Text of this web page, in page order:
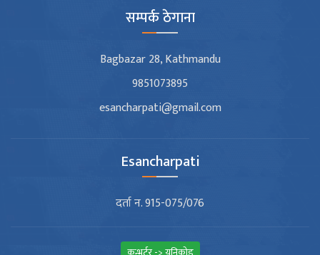
सम्पर्क ठेगाना
Bagbazar 28, Kathmandu
9851073895
esancharpati@gmail.com
Esancharpati
दर्ता न. 915-075/076